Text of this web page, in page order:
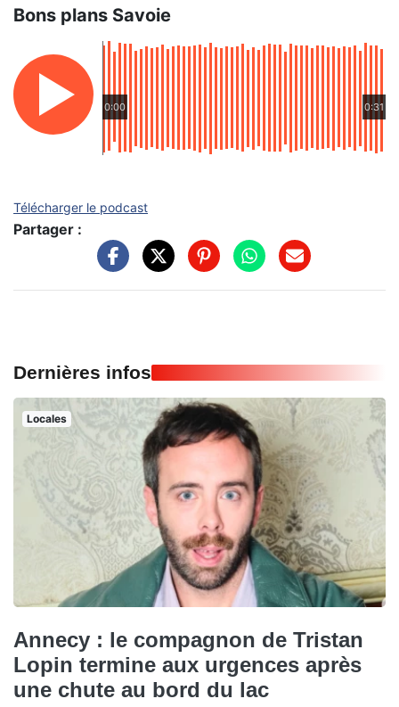
Bons plans Savoie
0:00 0:31
Télécharger le podcast
Partager :
Dernières infos
Locales
Annecy : le compagnon de Tristan
Lopin termine aux urgences après
une chute au bord du lac